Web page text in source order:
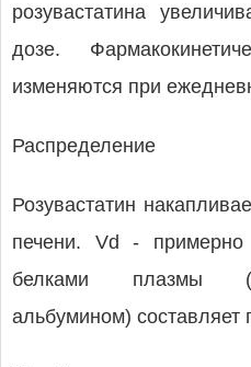
розувастатина
дозе.
изменяются при
Распределение
Розувастатин
печени. Vd -
белками плазмы
альбумином) составляет